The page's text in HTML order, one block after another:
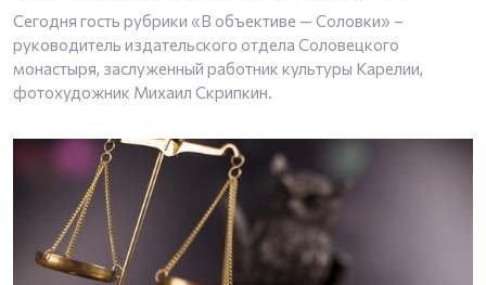
Сегодня гость рубрики «В объективе — Соловки» –
руководитель издательского отдела Соловецкого
монастыря, заслуженный работник культуры Карелии,
фотохудожник Михаил Скрипкин.